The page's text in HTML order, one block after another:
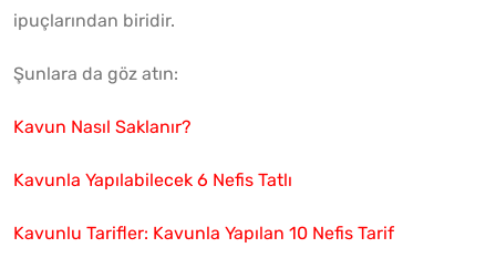
ipuçlarından biridir.
Şunlara da göz atın:
Kavun Nasıl Saklanır?
Kavunla Yapılabilecek 6 Nefis Tatlı
Kavunlu Tarifler: Kavunla Yapılan 10 Nefis Tarif